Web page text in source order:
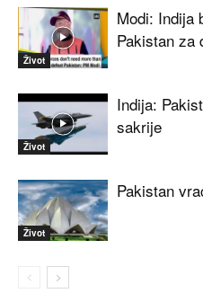
Život
Modi: Indija
Pakistan za
Život
Indija:
sakrije
Život
Pakistan